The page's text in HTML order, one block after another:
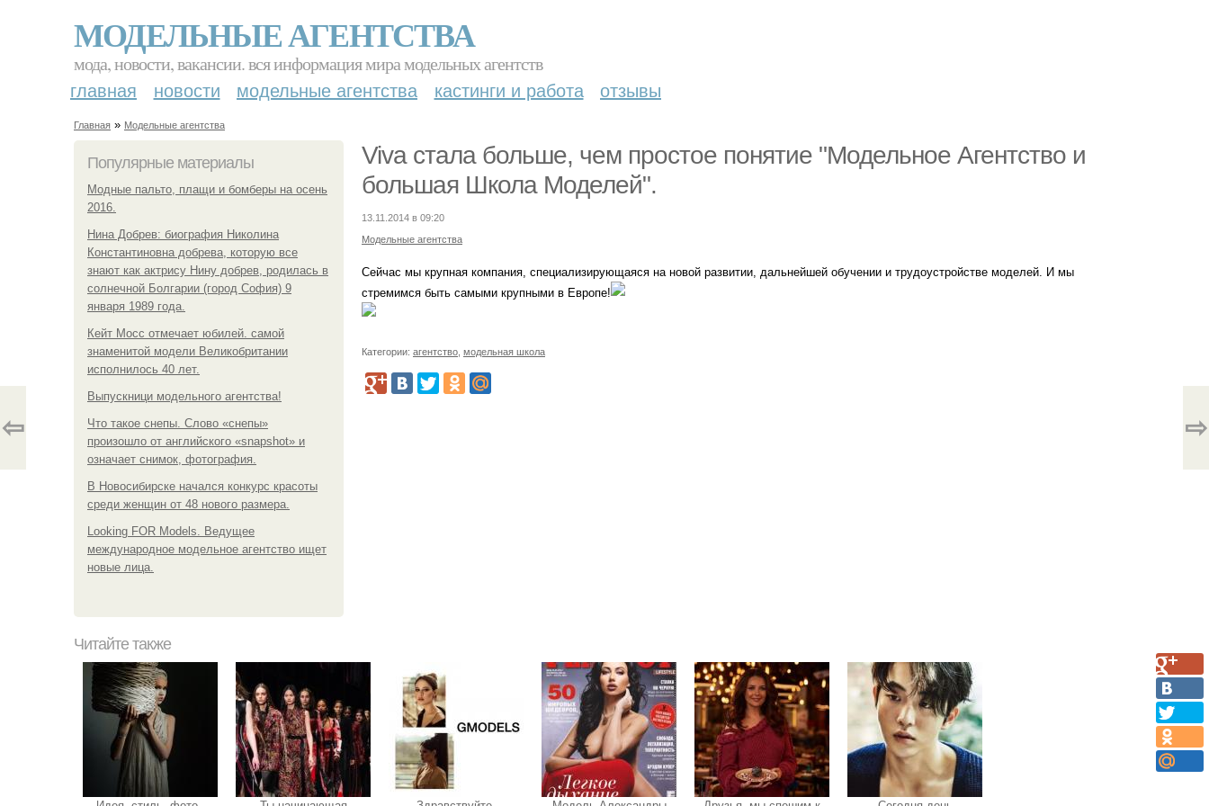
МОДЕЛЬНЫЕ АГЕНТСТВА
мода, новости, вакансии. вся информация мира модельных агентств
главная новости модельные агентства кастинги и работа отзывы
Главная » Модельные агентства
Популярные материалы
Модные пальто, плащи и бомберы на осень
2016.
Нина Добрев: биография Николина
Константиновна добрева, которую все
знают как актрису Нину добрев, родилась в
солнечной Болгарии (город София) 9
января 1989 года.
Кейт Мосс отмечает юбилей. самой
знаменитой модели Великобритании
исполнилось 40 лет.
Выпускници модельного агентства!
Что такое снепы. Слово «снепы»
произошло от английского «snapshot» и
означает снимок, фотография.
В Новосибирске начался конкурс красоты
среди женщин от 48 нового размера.
Looking FOR Models. Ведущее
международное модельное агентство ищет
новые лица.
Viva стала больше, чем простое понятие "Модельное Агентство и
большая Школа Моделей".
13.11.2014 в 09:20
Модельные агентства
Сейчас мы крупная компания, специализирующаяся на новой развитии, дальнейшей обучении и трудоустройстве моделей. И мы
стремимся быть самыми крупными в Европе!
Категории: агентство модельная школа
⇦ ⇨
Читайте также